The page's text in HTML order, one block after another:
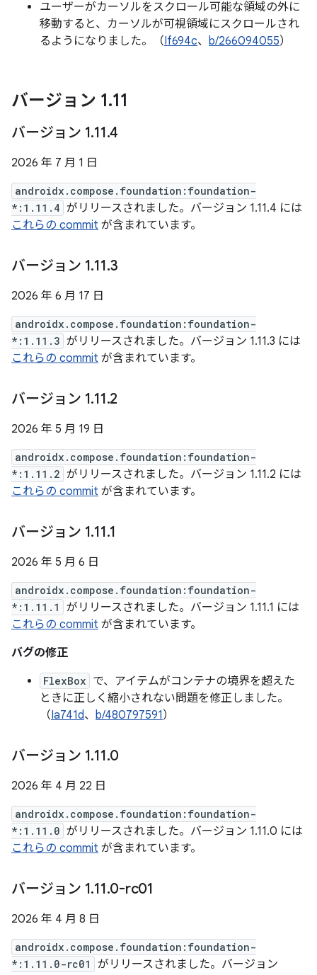
ユーザーがカーソルをスクロール可能な領域の外に
移動すると、カーソルが可視領域にスクロールされ
るようになりました。（If694c、 b/266094055）
バージョン 1.11
バージョン 1.11.4
2026 年 7 月 1 日
androidx.compose.foundation:foundation-
*:1.11.4 がリリースされました。バージョン 1.11.4 には
これらの commit が含まれています。
バージョン 1.11.3
2026 年 6 月 17 日
androidx.compose.foundation:foundation-
*:1.11.3 がリリースされました。バージョン 1.11.3 には
これらの commit が含まれています。
バージョン 1.11.2
2026 年 5 月 19 日
androidx.compose.foundation:foundation-
*:1.11.2 がリリースされました。バージョン 1.11.2 には
これらの commit が含まれています。
バージョン 1.11.1
2026 年 5 月 6 日
androidx.compose.foundation:foundation-
*:1.11.1
がリリースされました。バージョン 1.11.1 には
これらの commit が含まれています。
バグの修正
FlexBox で、アイテムがコンテナの境界を超えた
ときに正しく縮小されない問題を修正しました。
（Ia741d、 b/480797591）
バージョン 1.11.0
2026 年 4 月 22 日
androidx.compose.foundation:foundation-
*:1.11.0 がリリースされました。バージョン 1.11.0 には
これらの commit が含まれています。
バージョン 1.11.0-rc01
2026 年 4 月 8 日
androidx.compose.foundation:foundation-
*:1.11.0-rc01
がリリースされました。バージョン